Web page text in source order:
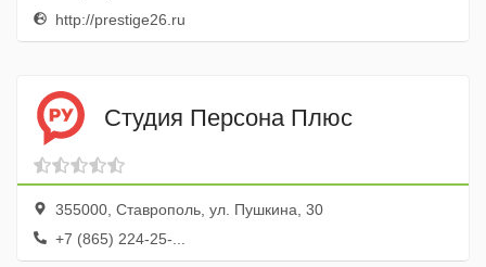
http://prestige26.ru
Студия Персона Плюс
355000, Ставрополь, ул. Пушкина, 30
+7 (865) 224-25-...